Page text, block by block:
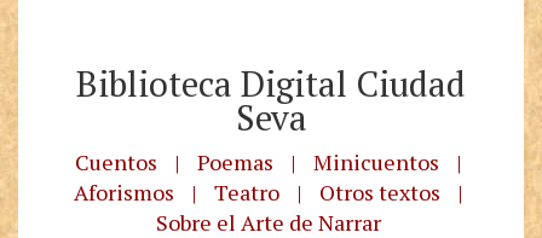
Biblioteca Digital Ciudad
Seva
Cuentos | Poemas | Minicuentos
|
Aforismos
| Teatro | Otros textos
|
Sobre el Arte de Narrar